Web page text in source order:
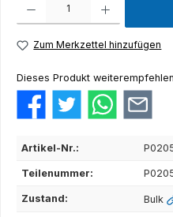
Zum Merkzettel hinzufügen
Dieses Produkt
Artikel-Nr.:
Teilenummer:
Zustand: Bulk